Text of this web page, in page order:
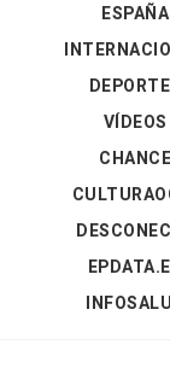
ESPAÑA
VÍDEOS
CHANCE